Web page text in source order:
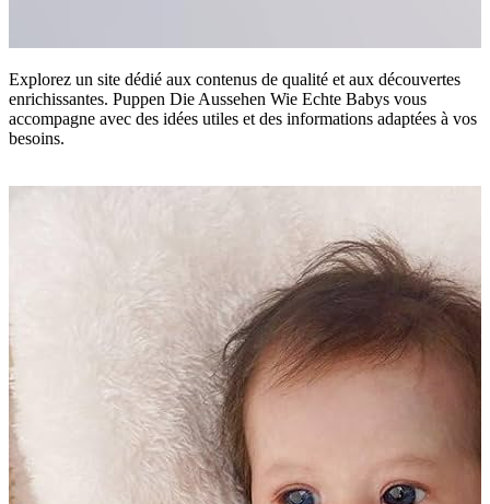
Explorez un site dédié aux contenus de qualité et aux découvertes
enrichissantes. Puppen Die Aussehen Wie Echte Babys vous
accompagne avec des idées utiles et des informations adaptées à vos
besoins.